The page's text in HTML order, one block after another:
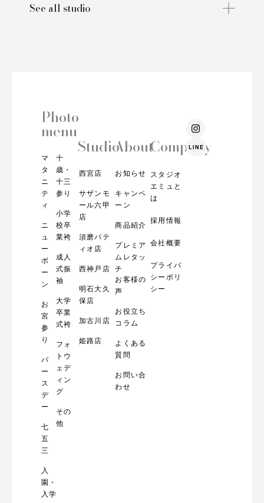
See all studio
Photo
menu
マ
タ
ニ
テ
ィ
ニ
ュ
ー
ボ
ー
ン
お
宮
参
り
バ
ー
ス
デ
ー
七
五
三
入
園・
入学
十
歳・
十三
参り
小学
校卒
業袴
成人
式振
袖
大学
卒業
式袴
フォ
トウ
ェデ
ィン
グ
その
他
Studio
西宮店
サザンモ
ール六甲
店
須磨パテ
ィオ店
西神戸店
明石大久
保店
加古川店
姫路店
About
お知らせ
キャンペ
ーン
商品紹介
プレミア
ムレタッ
チ
お客様の
声
お役立ち
コラム
よくある
質問
お問い合
わせ
Company
スタジオ
エミュと
は
採用情報
会社概要
プライバ
シーポリ
シー
I
n
t
LINE